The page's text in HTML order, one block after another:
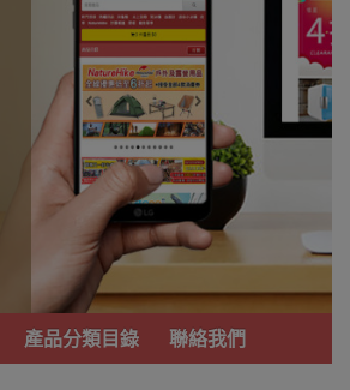
產品分類目錄 聯絡我們